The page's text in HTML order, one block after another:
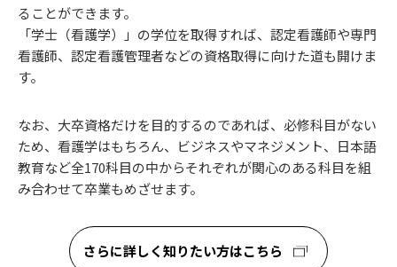
ることができます。
「学士（看護学）」の学位を取得すれば、認定看護師や専門
看護師、認定看護管理者などの資格取得に向けた道も開けま
す。
なお、大卒資格だけを目的するのであれば、必修科目がない
ため、看護学はもちろん、ビジネスやマネジメント、日本語
教育など全170科目の中からそれぞれが関心のある科目を組
み合わせて卒業もめざせます。
さらに詳しく知りたい方はこちら